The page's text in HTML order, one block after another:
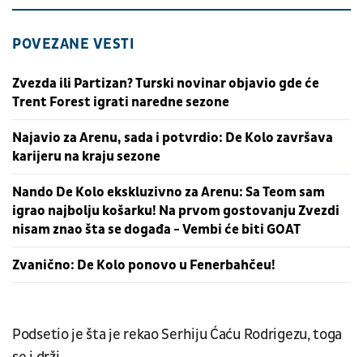
POVEZANE VESTI
Zvezda ili Partizan? Turski novinar objavio gde će
Trent Forest igrati naredne sezone
Najavio za Arenu, sada i potvrdio: De Kolo završava
karijeru na kraju sezone
Nando De Kolo ekskluzivno za Arenu: Sa Teom sam
igrao najbolju košarku! Na prvom gostovanju Zvezdi
nisam znao šta se događa - Vembi će biti GOAT
Zvanično: De Kolo ponovo u Fenerbahčeu!
Podsetio je šta je rekao Serhiju Ćaću Rodrigezu, toga